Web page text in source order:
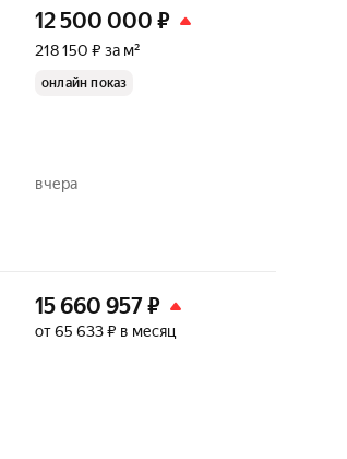
12 500 000 ₽
218 150 ₽ за м²
онлайн показ
вчера
15 660 957₽
от 65 633 ₽ в месяц